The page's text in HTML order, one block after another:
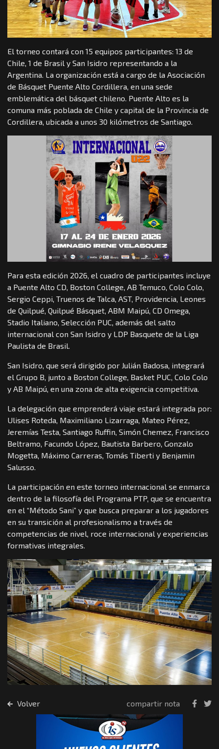
El torneo contará con 15 equipos participantes: 13 de
Chile, 1 de Brasil y San Isidro representando a la
Argentina. La organización está a cargo de la Asociación
de Básquet Puente Alto Cordillera, en una sede
emblemática del básquet chileno. Puente Alto es la
comuna más poblada de Chile y capital de la Provincia de
Cordillera, ubicada a unos 30 kilómetros de Santiago.
Para esta edición 2026, el cuadro de participantes incluye
a Puente Alto CD, Boston College, AB Temuco, Colo Colo,
Sergio Ceppi, Truenos de Talca, AST, Providencia, Leones
de Quilpué, Quilpué Básquet, ABM Maipú, CD Omega,
Stadio Italiano, Selección PUC, además del salto
internacional con San Isidro y LDP Basquete de la Liga
Paulista de Brasil.
San Isidro, que será dirigido por Julián Badosa, integrará
el Grupo B, junto a Boston College, Basket PUC, Colo Colo
y AB Maipú, en una zona de alta exigencia competitiva.
La delegación que emprenderá viaje estará integrada por:
Ulises Roteda, Maximiliano Lizarraga, Mateo Pérez,
Jeremías Testa, Santiago Ruffin, Simón Chemez, Francisco
Beltramo, Facundo López, Bautista Barbero, Gonzalo
Mogetta, Máximo Carreras, Tomás Tiberti y Benjamin
Salusso.
La participación en este torneo internacional se enmarca
dentro de la filosofía del Programa PTP, que se encuentra
en el “Método Sani” y que busca preparar a los jugadores
en su transición al profesionalismo a través de
competencias de nivel, roce internacional y experiencias
formativas integrales.
Volver compartir nota